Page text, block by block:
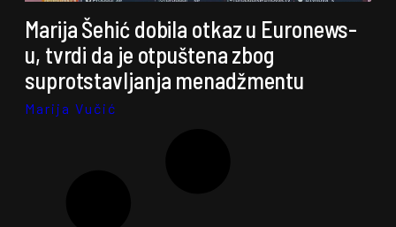
Marija Šehić dobila otkaz u Euronews-
u, tvrdi da je otpuštena zbog
suprotstavljanja menadžmentu
Marija Vučić